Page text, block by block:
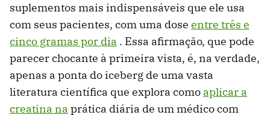
suplementos mais indispensáveis que ele usa
com seus pacientes, com uma dose entre três e
cinco gramas por dia . Essa afirmação, que pode
parecer chocante à primeira vista, é, na verdade,
apenas a ponta do iceberg de uma vasta
literatura científica que explora como aplicar a
creatina na prática diária de um médico com